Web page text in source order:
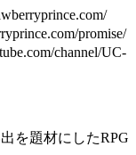
promise/
channel/UC-
を題材にしたRPG